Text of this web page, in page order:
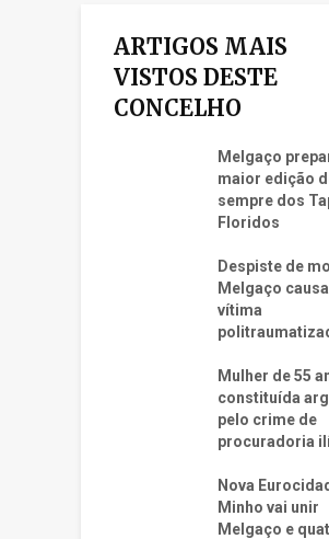
ARTIGOS MAIS
VISTOS DESTE
CONCELHO
Melgaço
maior edição
sempre dos
Floridos
Despiste de
Melgaço
vítima
Mulher de 55
constituída
pelo crime de
procuradoria
Nova
Minho vai unir
Melgaço e